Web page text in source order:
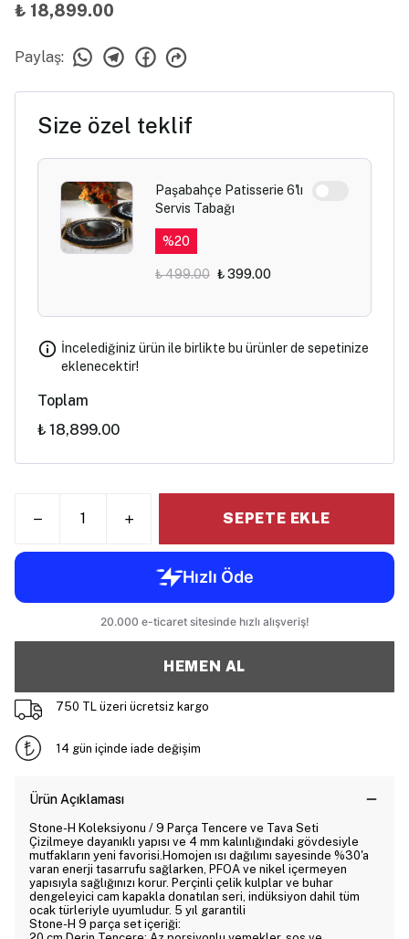
₺ 18,899.00
Paylaş:
Size özel teklif
Paşabahçe Patisserie 6'lı
Servis Tabağı
%20
₺ 499.00 ₺ 399.00
İncelediğiniz ürün ile birlikte bu ürünler de sepetinize
eklenecektir!
Toplam
₺ 18,899.00
SEPETE EKLE
HEMEN AL
750 TL üzeri ücretsiz kargo
14 gün içinde iade değişim
Ürün Açıklaması
Stone-H Koleksiyonu / 9 Parça Tencere ve Tava Seti
Çizilmeye dayanıklı yapısı ve 4 mm kalınlığındaki gövdesiyle
mutfakların yeni favorisi.Homojen ısı dağılımı sayesinde %30'a
varan enerji tasarrufu sağlarken, PFOA ve nikel içermeyen
yapısıyla sağlığınızı korur. Perçinli çelik kulplar ve buhar
dengeleyici cam kapakla donatılan seri, indüksiyon dahil tüm
ocak türleriyle uyumludur. 5 yıl garantili
Stone-H 9 parça set içeriği: